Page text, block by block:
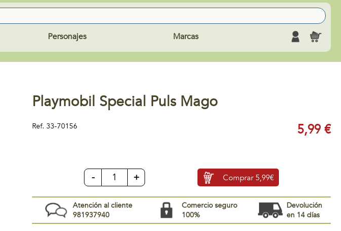
Personajes Marcas
Playmobil Special Puls Mago
Ref. 33-70156 5,99 €
- + Comprar 5,99€
Atención al cliente
981937940
Comercio seguro
100%
Devolución
en 14 días